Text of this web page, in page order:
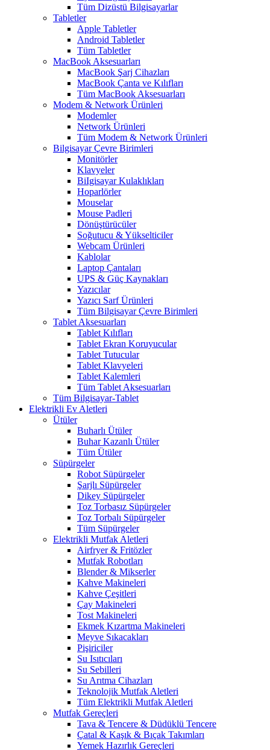
Tüm Dizüstü Bilgisayarlar
Tabletler
Apple Tabletler
Android Tabletler
Tüm Tabletler
MacBook Aksesuarları
MacBook Şarj Cihazları
MacBook Çanta ve Kılıfları
Tüm MacBook Aksesuarları
Modem & Network Ürünleri
Modemler
Network Ürünleri
Tüm Modem & Network Ürünleri
Bilgisayar Çevre Birimleri
Monitörler
Klavyeler
BiIgisayar Kulaklıkları
Hoparlörler
Mouselar
Mouse Padleri
Dönüştürücüler
Soğutucu & Yükselticiler
Webcam Ürünleri
Kablolar
Laptop Çantaları
UPS & Güç Kaynakları
Yazıcılar
Yazıcı Sarf Ürünleri
Tüm Bilgisayar Çevre Birimleri
Tablet Aksesuarları
Tablet Kılıfları
Tablet Ekran Koruyucular
Tablet Tutucular
Tablet Klavyeleri
Tablet Kalemleri
Tüm Tablet Aksesuarları
Tüm Bilgisayar-Tablet
Elektrikli Ev Aletleri
Ütüler
Buharlı Ütüler
Buhar Kazanlı Ütüler
Tüm Ütüler
Süpürgeler
Robot Süpürgeler
Şarjlı Süpürgeler
Dikey Süpürgeler
Toz Torbasız Süpürgeler
Toz Torbalı Süpürgeler
Tüm Süpürgeler
Elektrikli Mutfak Aletleri
Airfryer & Fritözler
Mutfak Robotları
Blender & Mikserler
Kahve Makineleri
Kahve Çeşitleri
Çay Makineleri
Tost Makineleri
Ekmek Kızartma Makineleri
Meyve Sıkacakları
Pişiriciler
Su Isıtıcıları
Su Sebilleri
Su Arıtma Cihazları
Teknolojik Mutfak Aletleri
Tüm Elektrikli Mutfak Aletleri
Mutfak Gereçleri
Tava & Tencere & Düdüklü Tencere
Çatal & Kaşık & Bıçak Takımları
Yemek Hazırlık Gereçleri